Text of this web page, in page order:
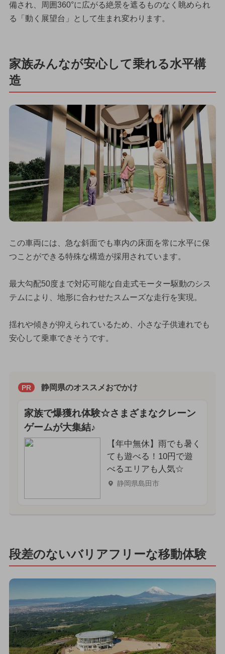
備され、周囲360°に広がる絶景を遮るものなく眺められ
る「動く展望台」として生まれ変わります。
家族みんなが安心して乗れる水平構
造
この車両には、急な斜面でも車内の床面を常に水平に保
つことができる特殊な構造が採用されています。
最大勾配50度まで対応可能な自走式モーター駆動のシス
テムにより、地形に合わせたスムーズな走行を実現。
揺れや傾きが抑えられているため、小さな子供連れでも
安心して乗車できそうです。
PR 静岡県のオススメおでかけ
家族で爆獲れ体験☆さまざまなクレーン
ゲームが大集結♪
【年中無休】雨でも暑く
ても遊べる！10円で遊
べるエリアも人気☆
静岡県島田市
段差のないバリアフリーな移動体験